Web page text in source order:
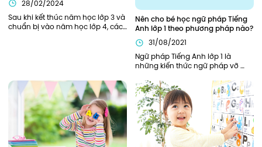
28/02/2024
Sau khi kết thúc năm học lớp 3 và
chuẩn bị vào năm học lớp 4, các
vựng tiếng Anh lớp 4 cũng đóng
vai trò quan trọng xuyên suốt
toàn bộ chương trình học tiếng
Anh lớp 4 của các bạn nhỏ.
Nên cho bé học ngữ pháp Tiếng
Anh lớp 1 theo phương pháp nào?
31/08/2021
Ngữ pháp Tiếng Anh lớp 1 là
những kiến thức ngữ pháp vỡ
chinh phục Tiếng Anh của bé. Vì
là nền tảng đầu tiên nên phần
kiến thức này cần được củng cố
chắc chắn. Vậy nên áp dụng
phương pháp nào để trẻ có thể
nắm chắc ngữ pháp Tiếng Anh
ngay từ khi học lớp 1?